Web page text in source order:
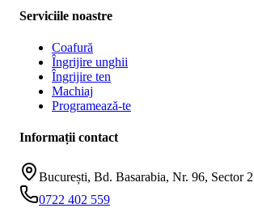
Serviciile noastre
Coafură
Îngrijire unghii
Îngrijire ten
Machiaj
Programează-te
Informații contact
București, Bd. Basarabia, Nr. 96, Sector 2
0722 402 559